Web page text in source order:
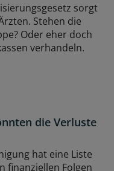
sorgt
Stehen die
Oder eher doch
verhandeln.
die Verluste
hat eine Liste
finanziellen Folgen